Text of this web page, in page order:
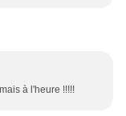
à l'heure !!!!!